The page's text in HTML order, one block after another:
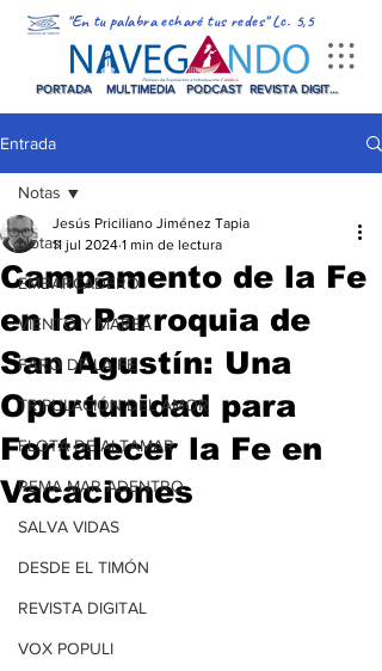
"En tu palabra echaré tus redes" Lc. 5,5
PORTADA MULTIMEDIA PODCAST REVISTA DIGITAL
Entrada
Notas
EMBARCADERO
VIENTO Y MAREA
FARO DE LA FE
TRIPULACIÓN DEL AMOR
FLOTA DE ALTAMAR
REMA MAR ADENTRO
SALVA VIDAS
DESDE EL TIMÓN
REVISTA DIGITAL
VOX POPULI
Notas
Campamento de la Fe
en la Parroquia de
San Agustín: Una
Oportunidad para
Fortalecer la Fe en
Vacaciones
Jesús Priciliano Jiménez Tapia
11 jul 2024 1 min de lectura